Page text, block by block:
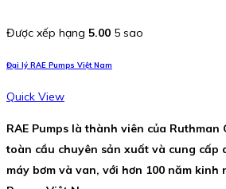
Được xếp hạng 5.00 5 sao
Đại lý RAE Pumps Việt Nam
Quick View
RAE Pumps là thành viên của Ruthman
toàn cầu chuyên sản xuất và cung cấp
máy bơm và van, với hơn 100 năm kinh